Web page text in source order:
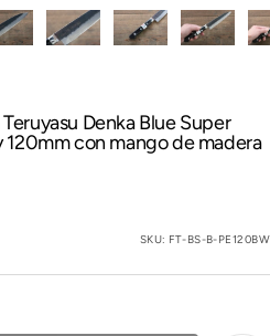
Denka Blue Super
con mango de madera
SKU: FT-BS-B-PE120BW